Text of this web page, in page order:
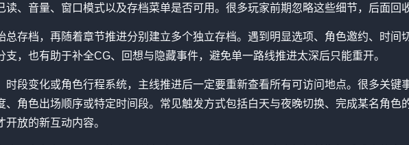
读、音量、窗口模式以及存档菜单是否可用。很多玩家前期忽略这些细节，后面回
总存档，再随着章节推进分别建立多个独立存档。遇到明显选项、角色邀约、时间
支，也有助于补全CG、回想与隐藏事件，避免单一路线推进太深后只能重开。
时段变化或角色行程系统，主线推进后一定要重新查看所有可访问地点。很多关键
、角色出场顺序或特定时间段。常见触发方式包括白天与夜晚切换、完成某名角色
放的新互动内容。